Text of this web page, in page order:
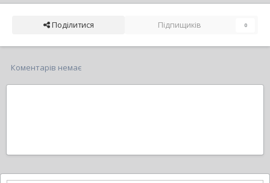
Поділитися Підпищиків 0
Коментарів немає